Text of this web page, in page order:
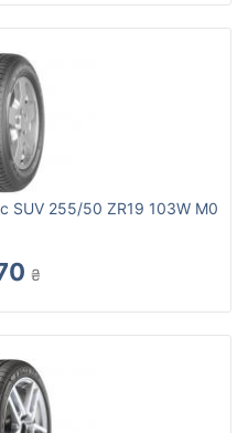
SUV 255/50 ZR19 103W M0
₴